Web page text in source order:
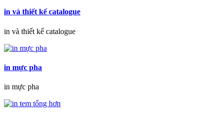
in và thiết kế catalogue
in và thiết kế catalogue
in mực pha
in mực pha